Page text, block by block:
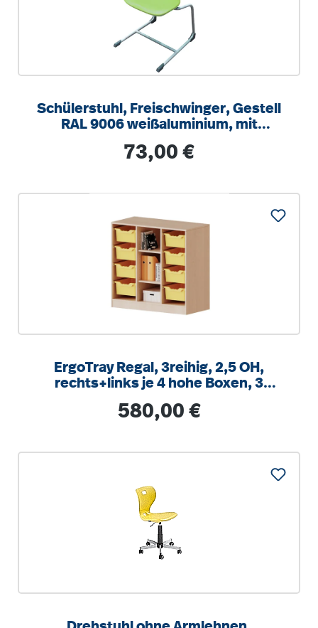
Schülerstuhl, Freischwinger, Gestell
RAL 9006 weißaluminium, mit
Regulärer Preis:
73,00 €
ErgoTray Regal, 3reihig, 2,5 OH,
rechts+links je 4 hohe Boxen, 3
B/H/T104,5x100x40cm
Regulärer Preis:
580,00 €